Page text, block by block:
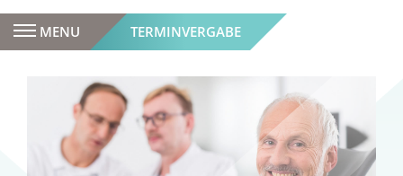
MENU TERMINVERGABE